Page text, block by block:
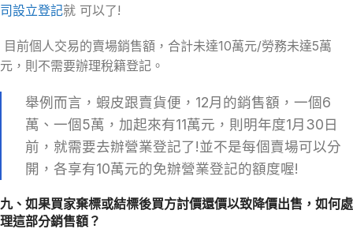
司設立登記就 可以了!
目前個人交易的賣場銷售額，合計未達10萬元/勞務未達5萬
元，則不需要辦理稅籍登記。
舉例而言，蝦皮跟賣貨便，12月的銷售額，一個6
萬、一個5萬，加起來有11萬元，則明年度1月30日
前，就需要去辦營業登記了!並不是每個賣場可以分
開，各享有10萬元的免辦營業登記的額度喔!
九、如果買家棄標或結標後買方討價還價以致降價出售，如何處
理這部分銷售額？